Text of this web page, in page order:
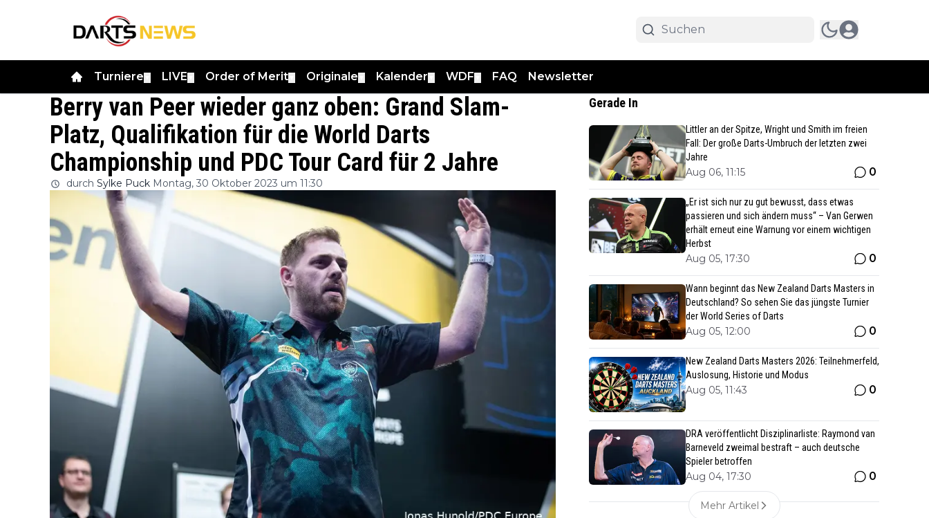
Turniere LIVE Order of Merit Originale Kalender WDF FAQ Newsletter
Berry van Peer wieder ganz oben: Grand Slam-
Platz, Qualifikation für die World Darts
Championship und PDC Tour Card für 2 Jahre
durch Sylke Puck Montag, 30 Oktober 2023 um 11:30
Gerade In
Littler an der Spitze, Wright und Smith im freien
Fall: Der große Darts-Umbruch der letzten zwei
Jahre
Aug 06, 11:15 0
„Er ist sich nur zu gut bewusst, dass etwas
passieren und sich ändern muss“ – Van Gerwen
erhält erneut eine Warnung vor einem wichtigen
Herbst
Aug 05, 17:30 0
Wann beginnt das New Zealand Darts Masters in
Deutschland? So sehen Sie das jüngste Turnier
der World Series of Darts
Aug 05, 12:00 0
New Zealand Darts Masters 2026: Teilnehmerfeld,
Auslosung, Historie und Modus
Aug 05, 11:43 0
DRA veröffentlicht Disziplinarliste: Raymond van
Barneveld zweimal bestraft – auch deutsche
Spieler betroffen
Aug 04, 17:30 0
Mehr Artikel